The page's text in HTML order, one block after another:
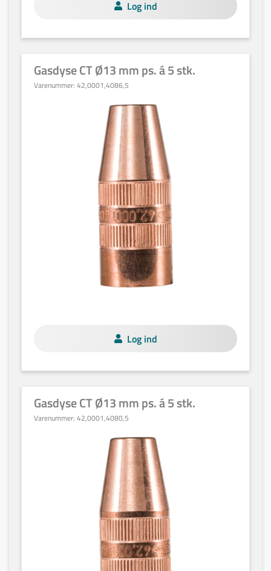
Log ind
Gasdyse CT Ø13 mm ps. á 5 stk.
Varenummer: 42,0001,4086,5
Log ind
Gasdyse CT Ø13 mm ps. á 5 stk.
Varenummer: 42,0001,4080,5